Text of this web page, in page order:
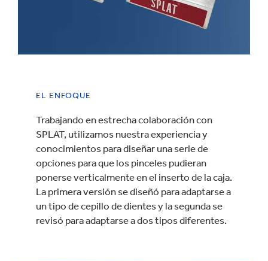
EL ENFOQUE
Trabajando en estrecha colaboración con
SPLAT, utilizamos nuestra experiencia y
conocimientos para diseñar una serie de
opciones para que los pinceles pudieran
ponerse verticalmente en el inserto de la caja.
La primera versión se diseñó para adaptarse a
un tipo de cepillo de dientes y la segunda se
revisó para adaptarse a dos tipos diferentes.